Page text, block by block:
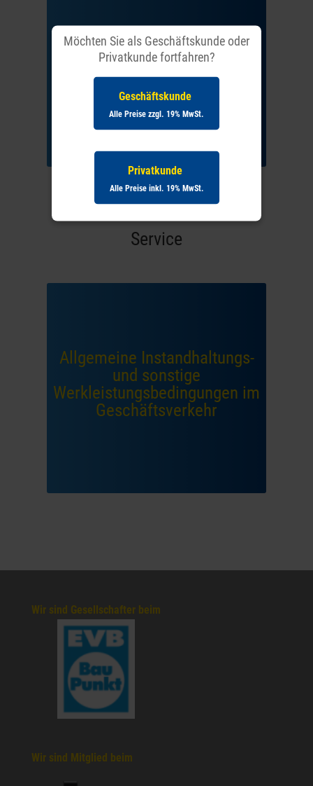
Allgemeine Verkaufs- und
Lieferbedingungen im
Geschäftsverkehr
Service
Allgemeine Instandhaltungs-
und sonstige
Werkleistungsbedingungen im
Geschäftsverkehr
Wir sind Gesellschafter beim
Wir sind Mitglied beim
Möchten Sie als Geschäftskunde oder
Privatkunde fortfahren?
Geschäftskunde
Alle Preise zzgl. 19% MwSt.
Privatkunde
Alle Preise inkl. 19% MwSt.